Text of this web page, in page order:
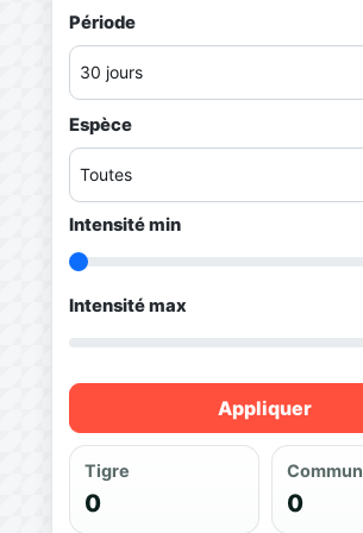
Période
Espèce
Intensité min
Intensité max
Appliquer
Tigre
0
Commun
0